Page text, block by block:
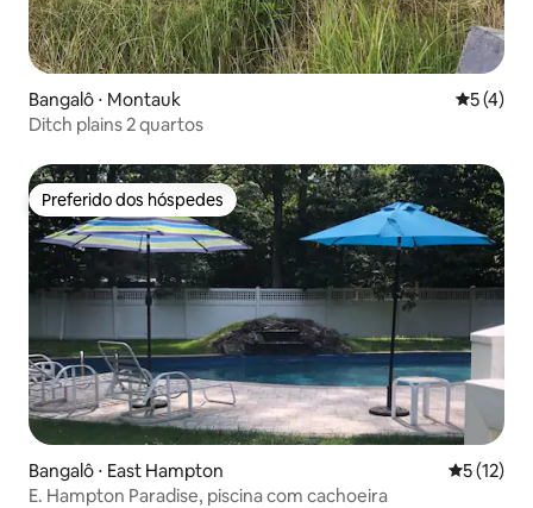
Bangalô ⋅ Montauk 5 de
5 (4)
Ditch plains 2 quartos
Preferido dos hóspedes
Preferido dos hóspedes
Bangalô ⋅ East Hampton 5 de uma
5 (12)
E. Hampton Paradise, piscina com cachoeira